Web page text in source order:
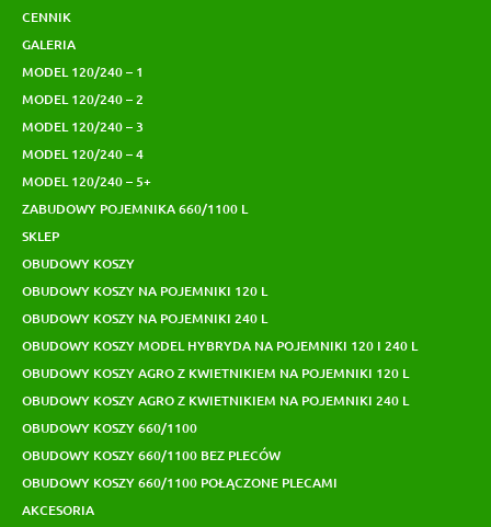
CENNIK
GALERIA
MODEL 120/240 – 1
MODEL 120/240 – 2
MODEL 120/240 – 3
MODEL 120/240 – 4
MODEL 120/240 – 5+
ZABUDOWY POJEMNIKA 660/1100 L
SKLEP
OBUDOWY KOSZY
OBUDOWY KOSZY NA POJEMNIKI 120 L
OBUDOWY KOSZY NA POJEMNIKI 240 L
OBUDOWY KOSZY MODEL HYBRYDA NA POJEMNIKI 120 I 240 L
OBUDOWY KOSZY AGRO Z KWIETNIKIEM NA POJEMNIKI 120 L
OBUDOWY KOSZY AGRO Z KWIETNIKIEM NA POJEMNIKI 240 L
OBUDOWY KOSZY 660/1100
OBUDOWY KOSZY 660/1100 BEZ PLECÓW
OBUDOWY KOSZY 660/1100 POŁĄCZONE PLECAMI
AKCESORIA